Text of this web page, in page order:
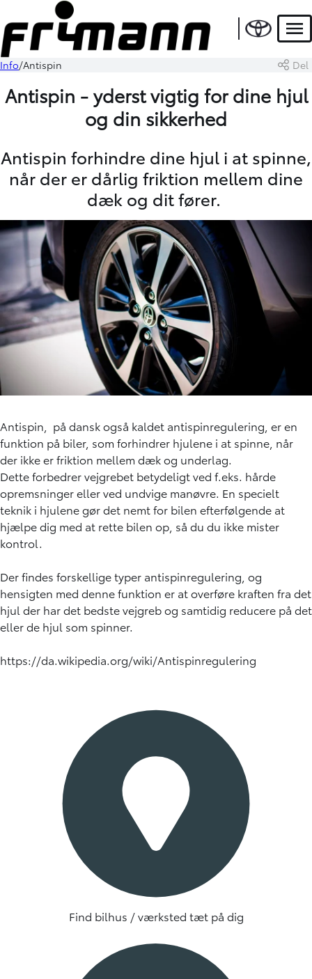
Info Antispin Del
Antispin - yderst vigtig for dine hjul
og din sikkerhed
Antispin forhindre dine hjul i at spinne,
når der er dårlig friktion mellem dine
dæk og dit fører.
Antispin, på dansk også kaldet antispinregulering, er en
funktion på biler, som forhindrer hjulene i at spinne, når
der ikke er friktion mellem dæk og underlag.
Dette forbedrer vejgrebet betydeligt ved f.eks. hårde
opremsninger eller ved undvige manøvre. En specielt
teknik i hjulene gør det nemt for bilen efterfølgende at
hjælpe dig med at rette bilen op, så du du ikke mister
kontrol.
Der findes forskellige typer antispinregulering, og
hensigten med denne funktion er at overføre kraften fra det
hjul der har det bedste vejgreb og samtidig reducere på det
eller de hjul som spinner.
https://da.wikipedia.org/wiki/Antispinregulering
Find bilhus / værksted tæt på dig